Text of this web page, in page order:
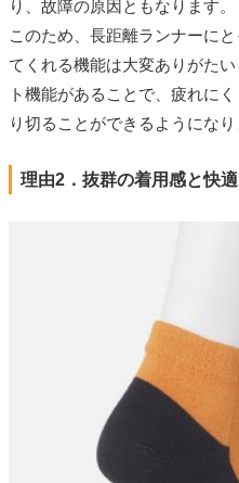
り、故障の原因ともなります。
このため、長距離ランナーに
てくれる機能は大変ありがた
ト機能があることで、疲れに
り切ることができるようになり
理由2．抜群の着用感と快